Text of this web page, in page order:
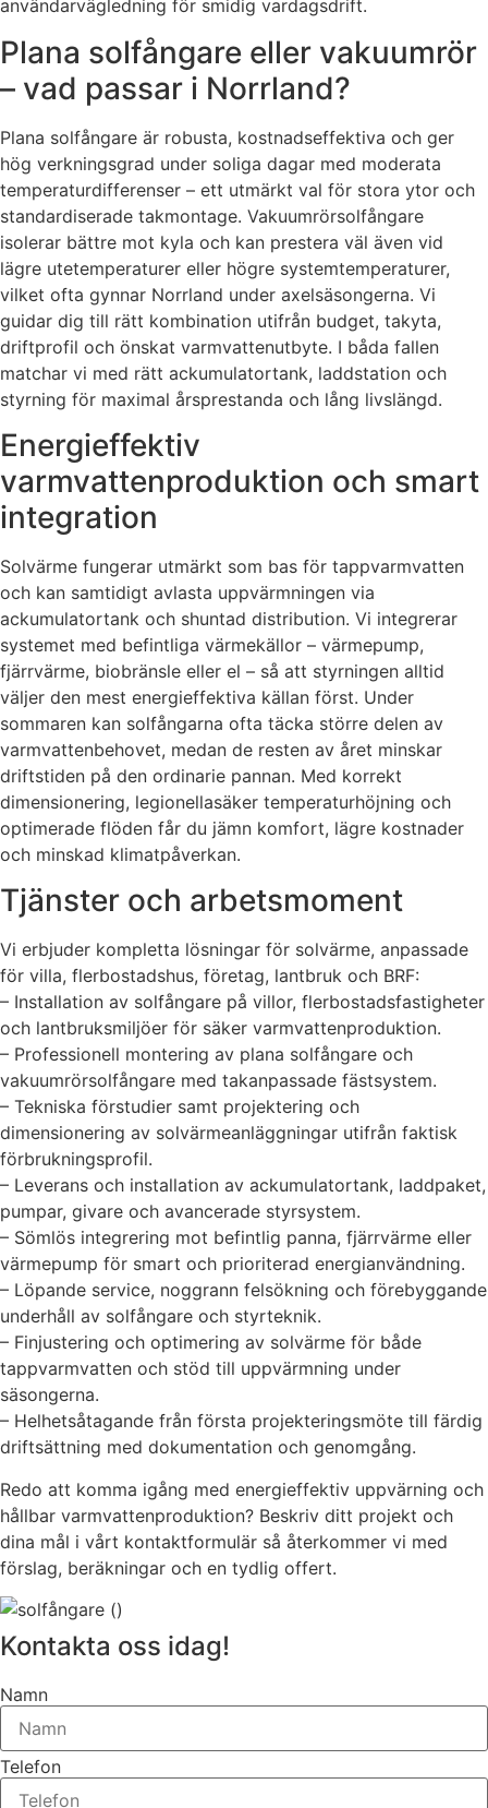
användarvägledning för smidig vardagsdrift.
Plana solfångare eller vakuumrör
– vad passar i Norrland?
Plana solfångare är robusta, kostnadseffektiva och ger
hög verkningsgrad under soliga dagar med moderata
temperaturdifferenser – ett utmärkt val för stora ytor och
standardiserade takmontage. Vakuumrörsolfångare
isolerar bättre mot kyla och kan prestera väl även vid
lägre utetemperaturer eller högre systemtemperaturer,
vilket ofta gynnar Norrland under axel­säsongerna. Vi
guidar dig till rätt kombination utifrån budget, takyta,
driftprofil och önskat varmvattenutbyte. I båda fallen
matchar vi med rätt ackumulatortank, laddstation och
styrning för maximal årsprestanda och lång livslängd.
Energieffektiv
varmvattenproduktion och smart
integration
Solvärme fungerar utmärkt som bas för tappvarmvatten
och kan samtidigt avlasta uppvärmningen via
ackumulatortank och shuntad distribution. Vi integrerar
systemet med befintliga värmekällor – värmepump,
fjärrvärme, biobränsle eller el – så att styrningen alltid
väljer den mest energieffektiva källan först. Under
sommaren kan solfångarna ofta täcka större delen av
varmvattenbehovet, medan de resten av året minskar
driftstiden på den ordinarie pannan. Med korrekt
dimensionering, legionellasäker temperaturhöjning och
optimerade flöden får du jämn komfort, lägre kostnader
och minskad klimatpåverkan.
Tjänster och arbetsmoment
Vi erbjuder kompletta lösningar för solvärme, anpassade
för villa, flerbostadshus, företag, lantbruk och BRF:
– Installation av solfångare på villor, flerbostadsfastigheter
och lantbruksmiljöer för säker varmvattenproduktion.
– Professionell montering av plana solfångare och
vakuumrörsolfångare med takanpassade fästsystem.
– Tekniska förstudier samt projektering och
dimensionering av solvärmeanläggningar utifrån faktisk
förbrukningsprofil.
– Leverans och installation av ackumulatortank, laddpaket,
pumpar, givare och avancerade styrsystem.
– Sömlös integrering mot befintlig panna, fjärrvärme eller
värmepump för smart och prioriterad energianvändning.
– Löpande service, noggrann felsökning och förebyggande
underhåll av solfångare och styrteknik.
– Finjustering och optimering av solvärme för både
tappvarmvatten och stöd till uppvärmning under
säsongerna.
– Helhetsåtagande från första projekteringsmöte till färdig
driftsättning med dokumentation och genomgång.
Redo att komma igång med energieffektiv uppvärning och
hållbar varmvattenproduktion? Beskriv ditt projekt och
dina mål i vårt kontaktformulär så återkommer vi med
förslag, beräkningar och en tydlig offert.
Kontakta oss idag!
Namn
Telefon